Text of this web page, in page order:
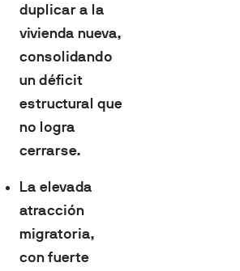
duplicar a la
vivienda nueva,
consolidando
un déficit
estructural que
no logra
cerrarse.
La elevada
atracción
migratoria,
con fuerte